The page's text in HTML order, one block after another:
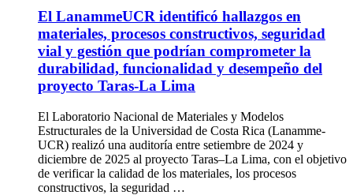
El LanammeUCR identificó hallazgos en
materiales, procesos constructivos, seguridad
vial y gestión que podrían comprometer la
durabilidad, funcionalidad y desempeño del
proyecto Taras-La Lima
El Laboratorio Nacional de Materiales y Modelos
Estructurales de la Universidad de Costa Rica (Lanamme-
UCR) realizó una auditoría entre setiembre de 2024 y
diciembre de 2025 al proyecto Taras–La Lima, con el objetivo
de verificar la calidad de los materiales, los procesos
constructivos, la seguridad …